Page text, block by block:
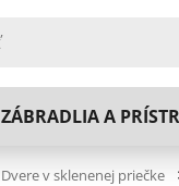
ZÁBRADLIA A
Dvere v sklenenej priečke